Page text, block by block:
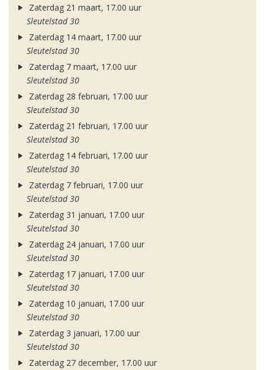
Zaterdag 21 maart, 17.00 uur
Sleutelstad 30
Zaterdag 14 maart, 17.00 uur
Sleutelstad 30
Zaterdag 7 maart, 17.00 uur
Sleutelstad 30
Zaterdag 28 februari, 17.00 uur
Sleutelstad 30
Zaterdag 21 februari, 17.00 uur
Sleutelstad 30
Zaterdag 14 februari, 17.00 uur
Sleutelstad 30
Zaterdag 7 februari, 17.00 uur
Sleutelstad 30
Zaterdag 31 januari, 17.00 uur
Sleutelstad 30
Zaterdag 24 januari, 17.00 uur
Sleutelstad 30
Zaterdag 17 januari, 17.00 uur
Sleutelstad 30
Zaterdag 10 januari, 17.00 uur
Sleutelstad 30
Zaterdag 3 januari, 17.00 uur
Sleutelstad 30
Zaterdag 27 december, 17.00 uur